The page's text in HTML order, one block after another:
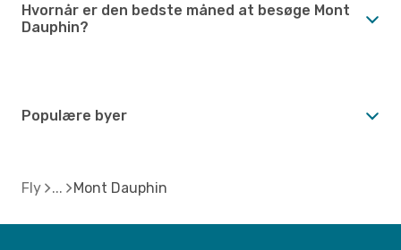
Hvornår er den bedste måned at besøge Mont
Dauphin?
Populære byer
Fly Mont Dauphin